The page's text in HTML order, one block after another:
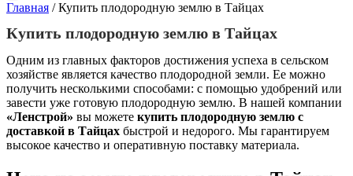
Главная /Купить плодородную землю в Тайцах
Купить плодородную землю в Тайцах
Одним из главных факторов достижения успеха в сельском
хозяйстве является качество плодородной земли. Ее можно
получить несколькими способами: с помощью удобрений или
завести уже готовую плодородную землю. В нашей компании
«Ленстрой» вы можете купить плодородную землю с
доставкой в Тайцах быстрой и недорого. Мы гарантируем
высокое качество и оперативную поставку материала.